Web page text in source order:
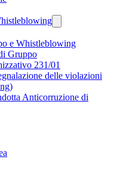
e Whistleblowing
Gruppo
231/01
delle violazioni
Anticorruzione di